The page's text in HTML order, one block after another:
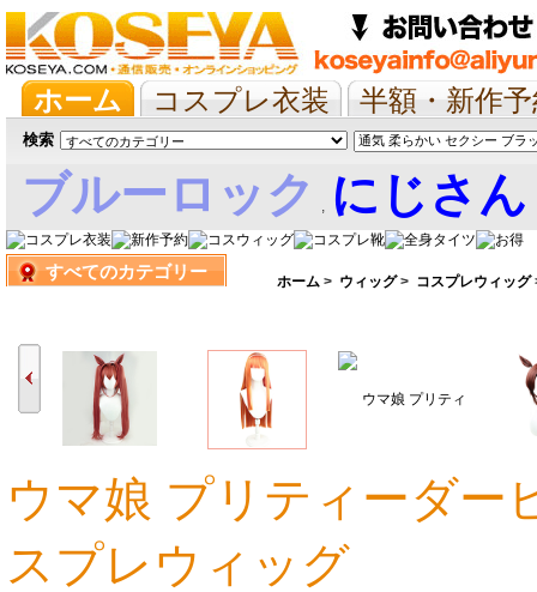
ホーム コスプレ衣装
半額・新作
抱き枕/布団/シーツ
ツイステ ウマ
検索
ブルーロック , にじさ
娘すべてのカテゴリー ホーム > ウィッグ> コスプレウィッグ
6,296円 5,981円
ウマ娘 プリティーダー
スプレウィッグ